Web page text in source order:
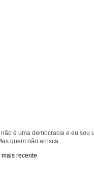
é uma democracia e eu sou
quem não arrisca...
recente